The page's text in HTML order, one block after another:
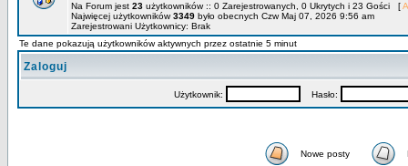
Na Forum jest 23 użytkowników :: 0 Zarejestrowanych, 0 Ukrytych i 23 Gości [
Najwięcej użytkowników3349 było obecnych Czw Maj 07, 2026 9:56 am
Zarejestrowani Użytkownicy: Brak
Te dane pokazują użytkowników aktywnych przez ostatnie 5 minut
Zaloguj
Użytkownik: Hasło:
Nowe posty